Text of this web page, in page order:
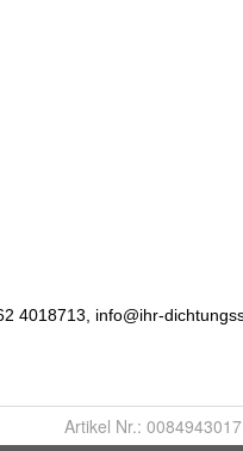
Artikel Nr.: 0084943017